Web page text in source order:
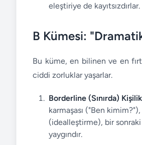
eleştiriye de kayıtsızdırlar.
B Kümesi:
Bu küme, en bilinen ve en
ciddi zorluklar yaşarlar.
Borderline (Sınırda)
karmaşası ("Ben
(idealleştirme), bir
yaygındır.